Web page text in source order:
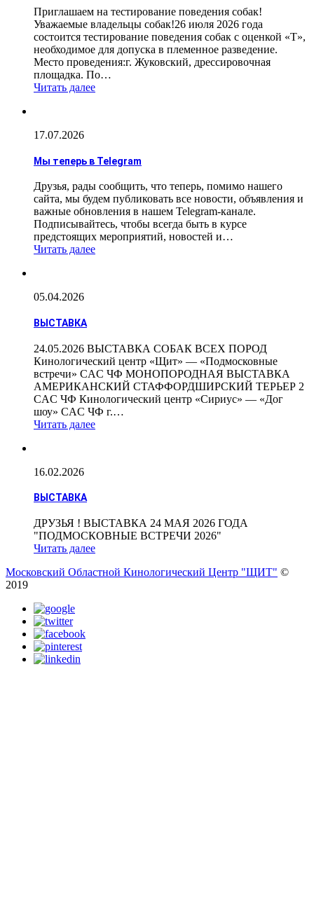
Приглашаем на тестирование поведения собак!
Уважаемые владельцы собак!26 июля 2026 года
состоится тестирование поведения собак с оценкой «Т»,
необходимое для допуска в племенное разведение.
Место проведения:г. Жуковский, дрессировочная
площадка. По…
Читать далее
17.07.2026
Мы теперь в Telegram
Друзья, рады сообщить, что теперь, помимо нашего
сайта, мы будем публиковать все новости, объявления и
важные обновления в нашем Telegram-канале.
Подписывайтесь, чтобы всегда быть в курсе
предстоящих мероприятий, новостей и…
Читать далее
05.04.2026
ВЫСТАВКА
24.05.2026 ВЫСТАВКА СОБАК ВСЕХ ПОРОД
Кинологический центр «Щит» — «Подмосковные
встречи» CAC ЧФ МОНОПОРОДНАЯ ВЫСТАВКА
АМЕРИКАНСКИЙ СТАФФОРДШИРСКИЙ ТЕРЬЕР 2
CAC ЧФ Кинологический центр «Сириус» — «Дог
шоу» CAC ЧФ г.…
Читать далее
16.02.2026
ВЫСТАВКА
ДРУЗЬЯ ! ВЫСТАВКА 24 МАЯ 2026 ГОДА
"ПОДМОСКОВНЫЕ ВСТРЕЧИ 2026"
Читать далее
Московский Областной Кинологический Центр "ЩИТ" ©
2019